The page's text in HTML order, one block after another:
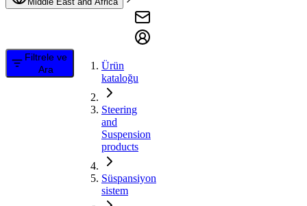
Filtrele ve
Ara
Ürün
kataloğu
Steering
and
Suspension
products
Süspansiyon
sistem